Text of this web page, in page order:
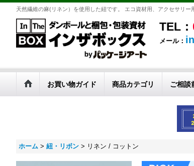
天然繊維の麻(リネン）を使用した紐です。 エコ資材用、アクセサリー
TEL：
メール：
お買い物ガイド 商品カテゴリ ご相談
ホーム > 紐・リボン > リネン / コットン